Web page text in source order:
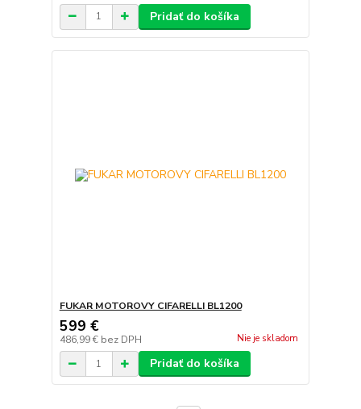
Pridať do košíka
FUKAR MOTOROVY CIFARELLI BL1200
599 €
486,99 € bez DPH Nie je skladom
Pridať do košíka